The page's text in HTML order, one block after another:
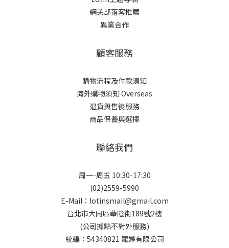
網美部落客推薦
異業合作
顧客服務
購物流程及付款須知
海外購物須知 Overseas
退貨與售後服務
商品保養與選擇
聯絡我們
周一-周五 10:30-17:30
(02)2559-5990
E-Mail：lotinsmail@gmail.com
台北市大同區華陰街189號2樓
(公司據點不對外服務)
統編：54340821 羅婷有限公司